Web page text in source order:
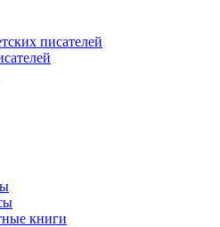
писателей
книги